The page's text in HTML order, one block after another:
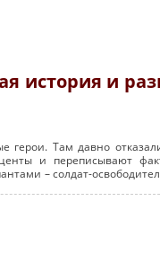
история и
герои. Там давно
и переписывают
– солдат-